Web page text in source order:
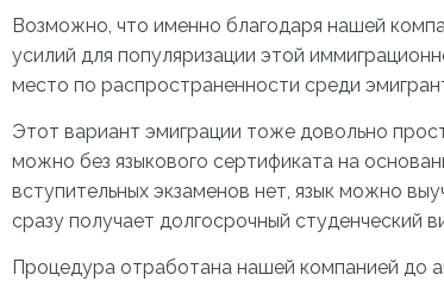
Возможно, что именно благодаря нашей
усилий для популяризации этой
место по распространенности среди
Этот вариант эмиграции тоже довольно
можно без языкового сертификата на
вступительных экзаменов нет, язык можно
сразу получает долгосрочный студенческий
Процедура отработана нашей компанией до